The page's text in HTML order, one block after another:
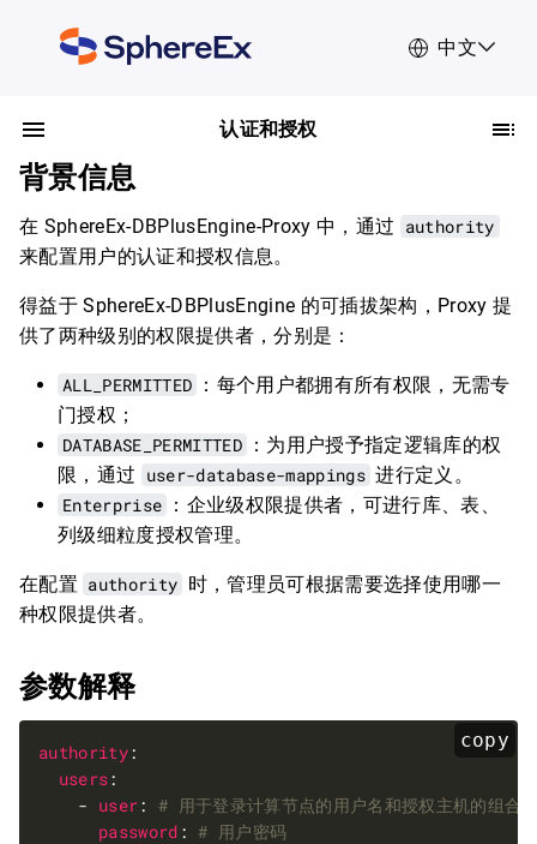
中文
认证和授权
背景信息
在 SphereEx-DBPlusEngine-Proxy 中，通过 authority
来配置用户的认证和授权信息。
得益于 SphereEx-DBPlusEngine 的可插拔架构，Proxy 提
供了两种级别的权限提供者，分别是：
ALL_PERMITTED ：每个用户都拥有所有权限，无需专
门授权；
DATABASE_PERMITTED ：为用户授予指定逻辑库的权
限，通过 user-database-mappings 进行定义。
Enterprise ：企业级权限提供者，可进行库、表、
列级细粒度授权管理。
在配置 authority 时，管理员可根据需要选择使用哪一
种权限提供者。
参数解释
copy
authority
users
    -
user: # 用于登录计算节点的用户名和授权主机的组
password : # 用户密码